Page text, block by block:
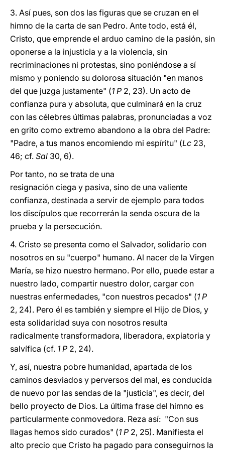
3. Así pues, son dos las figuras que se cruzan en el
himno de la carta de san Pedro. Ante todo, está él,
Cristo, que emprende el arduo camino de la pasión, sin
oponerse a la injusticia y a la violencia, sin
recriminaciones ni protestas, sino poniéndose a sí
mismo y poniendo su dolorosa situación "en manos
del que juzga justamente" (1 P 2, 23). Un acto de
confianza pura y absoluta, que culminará en la cruz
con las célebres últimas palabras, pronunciadas a voz
en grito como extremo abandono a la obra del Padre:
"Padre, a tus manos encomiendo mi espíritu" (Lc 23,
46; cf. Sal 30, 6).
Por tanto, no se trata de una
resignación ciega y pasiva, sino de una valiente
confianza, destinada a servir de ejemplo para todos
los discípulos que recorrerán la senda oscura de la
prueba y la persecución.
4. Cristo se presenta como el Salvador, solidario con
nosotros en su "cuerpo" humano. Al nacer de la Virgen
María, se hizo nuestro hermano. Por ello, puede estar a
nuestro lado, compartir nuestro dolor, cargar con
nuestras enfermedades, "con nuestros pecados" (1 P
2, 24). Pero él es también y siempre el Hijo de Dios, y
esta solidaridad suya con nosotros resulta
radicalmente transformadora, liberadora, expiatoria y
salvífica (cf. 1 P 2, 24).
Y, así, nuestra pobre humanidad, apartada de los
caminos desviados y perversos del mal, es conducida
de nuevo por las sendas de la "justicia", es decir, del
bello proyecto de Dios. La última frase del himno es
particularmente conmovedora. Reza así: "Con sus
llagas hemos sido curados" (1 P 2, 25). Manifiesta el
alto precio que Cristo ha pagado para conseguirnos la